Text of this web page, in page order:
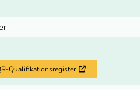
Qualifikationsregister Externer Link